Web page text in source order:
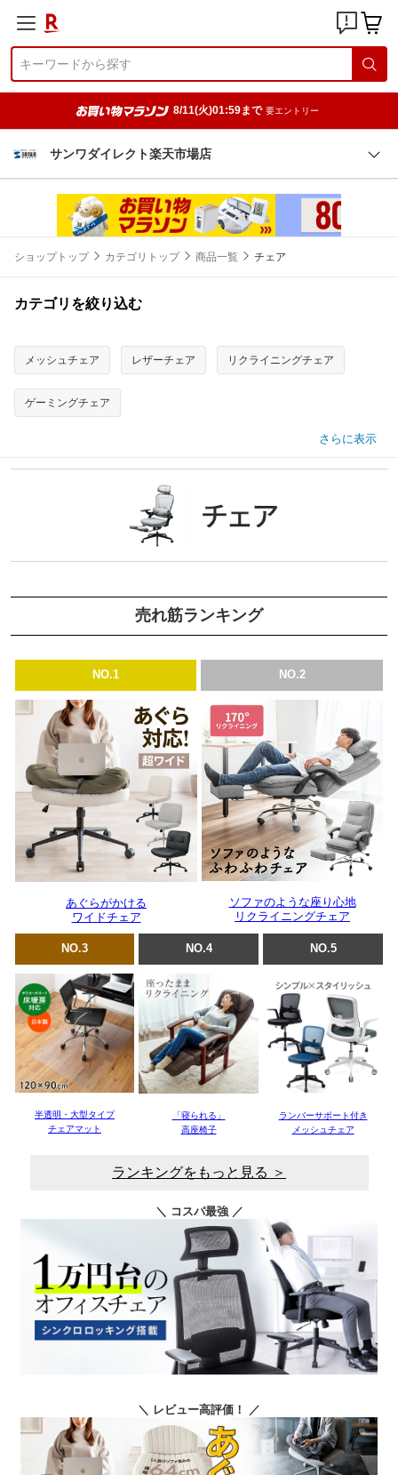
8/11(火)01:59まで 要エントリー
サンワダイレクト楽天市場店
ショップトップ カテゴリトップ 商品一覧 チェア
カテゴリを絞り込む
メッシュチェア レザーチェア リクライニングチェア
ゲーミングチェア
さらに表示
売れ筋ランキング
NO.1 NO.2
あぐらがかける
ワイドチェア
ソファのような座り心地
リクライニングチェア
NO.3 NO.4 NO.5
半透明・大型タイプ
チェアマット
「寝られる」
高座椅子
ランバーサポート付き
メッシュチェア
ランキングをもっと見る ＞
＼ コスパ最強 ／
＼ レビュー高評価！ ／